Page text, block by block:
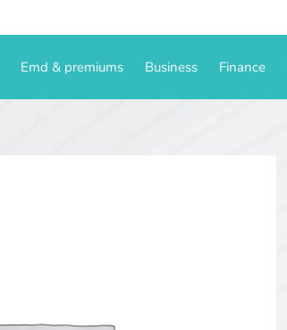
Emd & premiums Business Finance